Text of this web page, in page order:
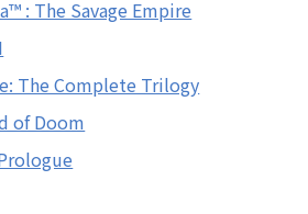
: The Savage Empire
The Complete Trilogy
of Doom